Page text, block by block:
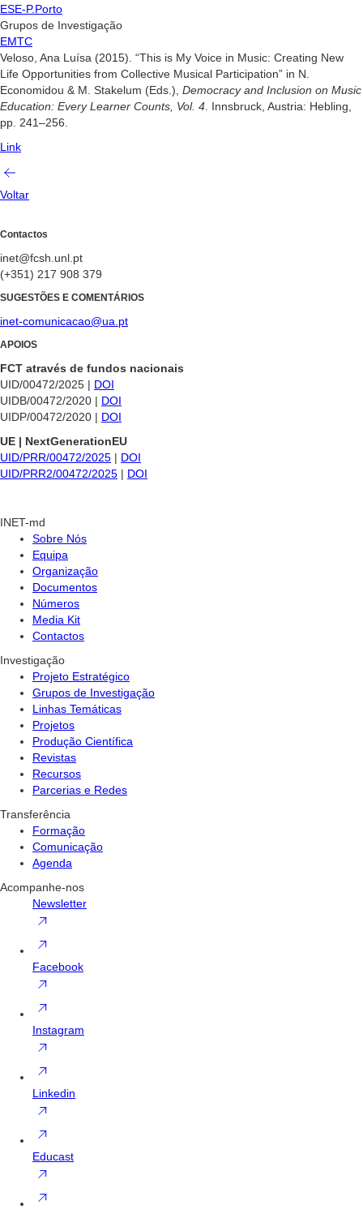
ESE-P.Porto
Grupos de Investigação
EMTC
Veloso, Ana Luísa (2015). “This is My Voice in Music: Creating New
Life Opportunities from Collective Musical Participation” in N.
Economidou & M. Stakelum (Eds.), Democracy and Inclusion on Music
Education: Every Learner Counts, Vol. 4 . Innsbruck, Austria: Hebling,
pp. 241–256.
Link
Voltar
Contactos
inet@fcsh.unl.pt
(+351) 217 908 379
SUGESTÕES E COMENTÁRIOS
inet-comunicacao@ua.pt
APOIOS
FCT através de fundos nacionais
UID/00472/2025 | DOI
UIDB/00472/2020 | DOI
UIDP/00472/2020 | DOI
UE | NextGenerationEU
UID/PRR/00472/2025 | DOI
UID/PRR2/00472/2025 | DOI
INET-md
Sobre Nós
Equipa
Organização
Documentos
Números
Media Kit
Contactos
Investigação
Projeto Estratégico
Grupos de Investigação
Linhas Temáticas
Projetos
Produção Científica
Revistas
Recursos
Parcerias e Redes
Transferência
Formação
Comunicação
Agenda
Acompanhe-nos
Newsletter
Facebook
Instagram
Linkedin
Educast